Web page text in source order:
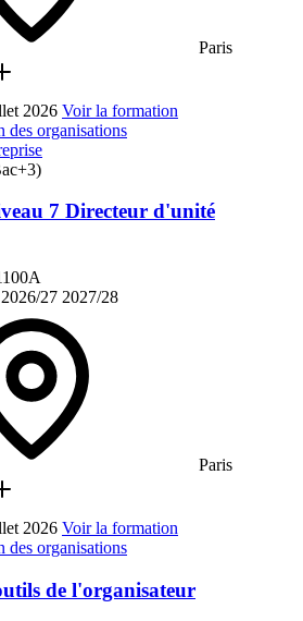
Paris
2026 Voir la formation
des organisations
7 Directeur d'unité
2026/27 2027/28
Paris
2026 Voir la formation
des organisations
de l'organisateur